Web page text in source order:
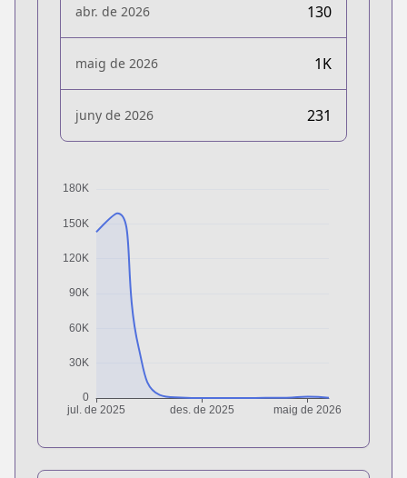
abr. de 2026 130
maig de 2026 1K
juny de 2026 231